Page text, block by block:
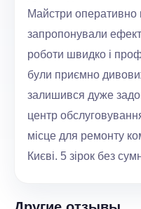
Майстри оперативно
запропонували
роботи швидко і
були приємно
залишився дуже
центр
місце для ремонту
Києві. 5 зірок без